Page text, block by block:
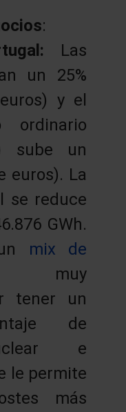
:
Las
un 25%
y el
ordinario
sube un
euros). La
se reduce
GWh.
mix de
tener un
de
e
le permite
más